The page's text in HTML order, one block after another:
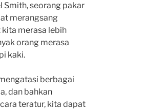
Smith, seorang pakar
merangsang
merasa lebih
orang merasa
kaki.
berbagai
dan bahkan
teratur, kita dapat